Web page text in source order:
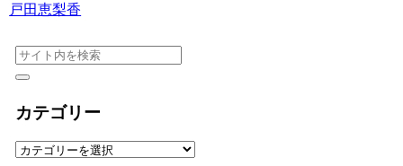
戸田恵梨香
カテゴリー
カ